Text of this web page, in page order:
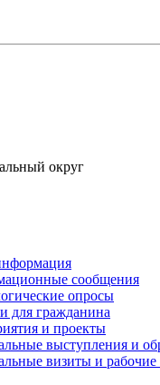
округ
сообщения
опросы
для гражданина
и проекты
выступления и
визиты и рабочие